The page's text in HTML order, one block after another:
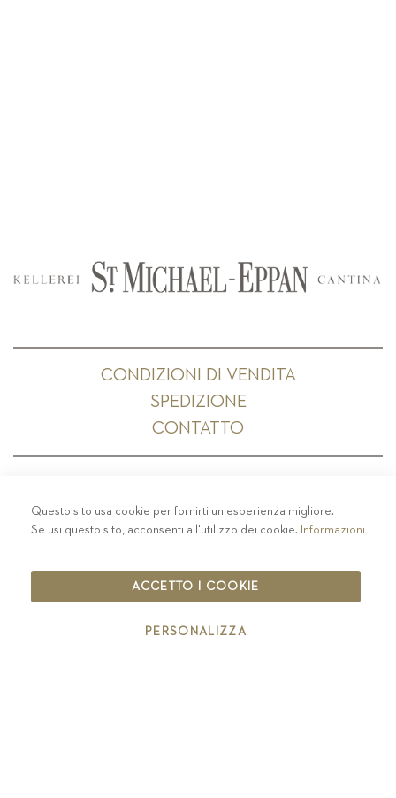
CONDIZIONI DI VENDITA
SPEDIZIONE
CONTATTO
PRIVACY-COLOPHON - COOKIE POLICY
CODICE ETICO
IT00126670215
Questo sito usa cookie per fornirti un'esperienza migliore.
Se usi questo sito, acconsenti all'utilizzo dei cookie. Informazioni
ACCETTO I COOKIE
PERSONALIZZA